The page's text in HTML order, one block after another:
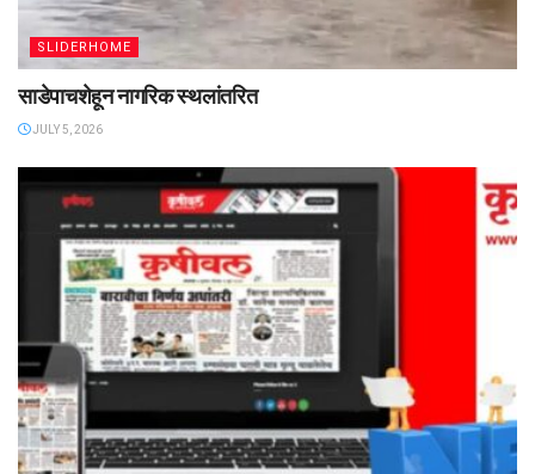
SLIDERHOME
साडेपाचशेहून नागरिक स्थलांतरित
JULY 5, 2026